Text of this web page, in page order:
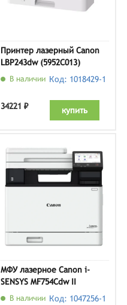
Принтер лазерный Canon
LBP243dw (5952C013)
В наличии Код: 1018429-1
34221 ₽ купить
МФУ лазерное Canon i-
SENSYS MF754Cdw II
(7185C010)
В наличии Код: 1047256-1